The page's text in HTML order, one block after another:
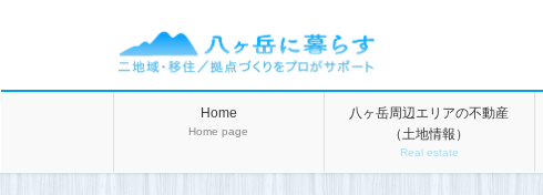
Home
Home page
八ヶ岳周辺エリアの不動産
（土地情報）
Real estate